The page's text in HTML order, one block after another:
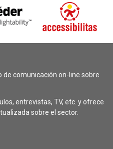
de comunicación on-line sobre
entrevistas, TV, etc. y ofrece
sobre el sector.